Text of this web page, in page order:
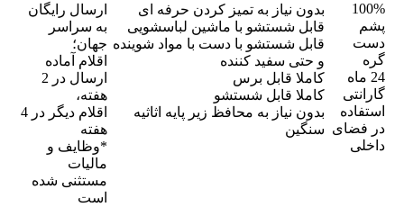
100%
پشم
دست
گره
24 ماه
گارانتی
استفاده
در فضای
داخلی
بدون نیاز به تمیز کردن حرفه ای
قابل شستشو با ماشین لباسشویی
قابل شستشو با دست با مواد شوینده
و حتی سفید کننده
کاملا قابل برس
کاملا قابل شستشو
بدون نیاز به محافظ زیر پایه اثاثیه
سنگین
ارسال رایگان
به سراسر
جهان؛
اقلام آماده
ارسال در 2
هفته،
اقلام دیگر در 4
هفته
*وظایف و
مالیات
مستثنی شده
است